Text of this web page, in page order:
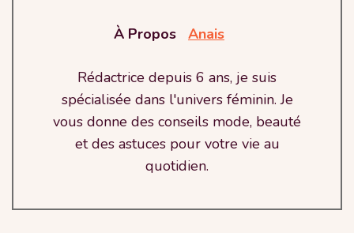
À Propos Anais
Rédactrice depuis 6 ans, je suis
spécialisée dans l'univers féminin. Je
vous donne des conseils mode, beauté
et des astuces pour votre vie au
quotidien.